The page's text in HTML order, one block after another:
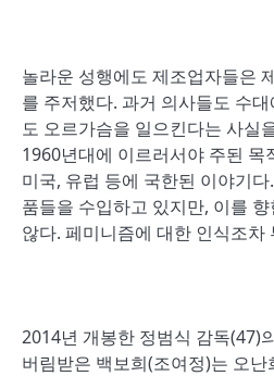
놀라운 성행에도 제조업자들은
를 주저했다. 과거 의사들도 수
도 오르가슴을 일으킨다는 사실
1960년대에 이르러서야 주된 목
미국, 유럽 등에 국한된 이야기
품들을 수입하고 있지만, 이를
않다. 페미니즘에 대한 인식조차
2014년 개봉한 정범식 감독(47)
버림받은 백보희(조여정)는 오